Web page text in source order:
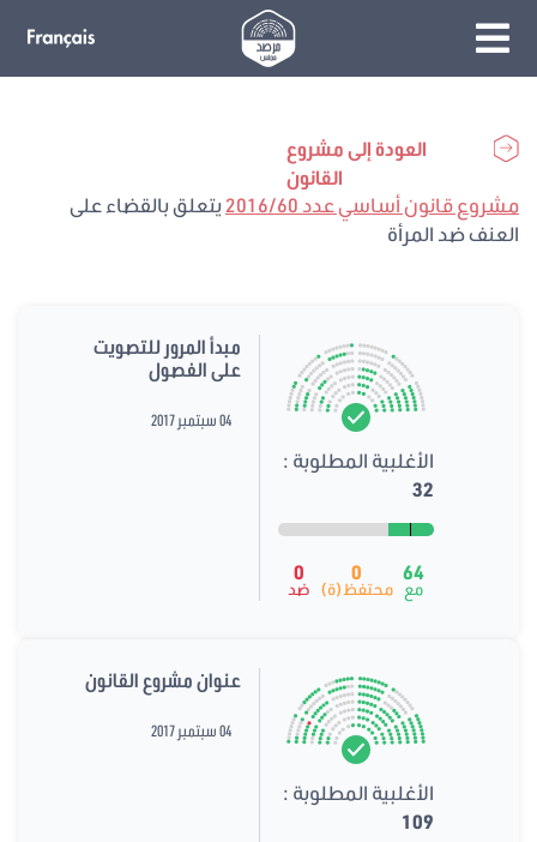
العودة إلى مشروع
القانون
مشروع قانون أساسي عدد 2016/60
يتعلق بالقضاء على
العنف ضد المرأة
الأغلبية المطلوبة :
32
64
مع
0
محتفظ(ة)
0
ضد
مبدأ المرور للتصويت
على الفصول
04 سبتمبر 2017
الأغلبية المطلوبة :
109
عنوان مشروع القانون
04 سبتمبر 2017